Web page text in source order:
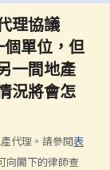
理協議
個單位，但
一間地產
況將會怎
代理。請參閱表
向閣下的律師查
是否有該物業的
務？
位，是否一定要